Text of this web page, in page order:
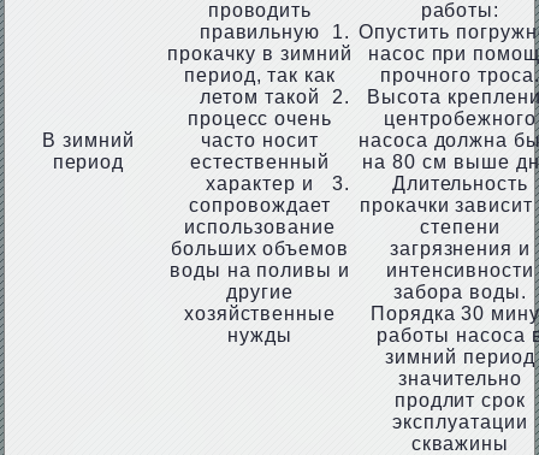
В зимний
период
проводить
правильную
прокачку в зимний
период, так как
летом такой
процесс очень
часто носит
естественный
характер и
сопровождает
использование
больших объемов
воды на поливы и
другие
хозяйственные
нужды
работы:
Опустить
насос при
прочного троса.
Высота
центробежного
насоса должна
на 80 см выше
Длительность
прокачки зависит
степени
загрязнения и
интенсивности
забора воды.
Порядка 30
работы насоса
зимний период
значительно
продлит срок
эксплуатации
скважины